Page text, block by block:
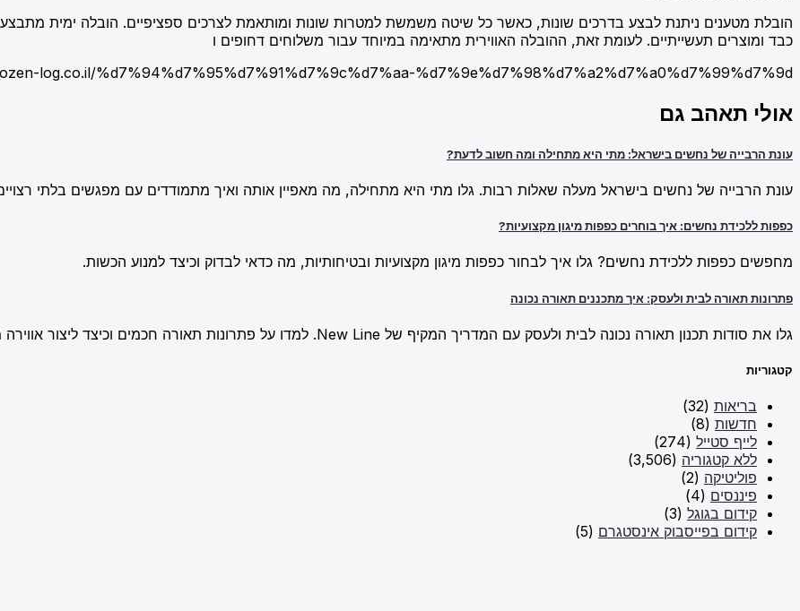
הובלת מטענים ניתנת לבצע בדרכים שונות, כאשר כל שיטה משמשת למטרות שונות ומותאמת לצרכים ספציפיים. הובלה ימית
כבד ומוצרים תעשייתיים. לעומת זאת, ההובלה האווירית מתאימה במיוחד עבור משלוחים דחופים ו
log.co.il/%d7%94%d7%95%d7%91%d7%9c%d7%aa-%d7%9e%d7%98%d7%a2%d7%a0%d7%99%d7%9d/
אולי תאהב גם
עונת הרבייה של נחשים בישראל: מתי היא מתחילה ומה חשוב לדעת?
עונת הרבייה של נחשים בישראל מעלה שאלות רבות. גלו מתי היא מתחילה, מה מאפיין אותה ואיך מתמודדים עם מפגשים בלתי
כפפות ללכידת נחשים: איך בוחרים כפפות מיגון מקצועיות?
מחפשים כפפות ללכידת נחשים? גלו איך לבחור כפפות מיגון מקצועיות ובטיחותיות, מה כדאי לבדוק וכיצד למנוע הכשות.
פתרונות תאורה לבית ולעסק: איך מתכננים תאורה נכונה
גלו את סודות תכנון תאורה נכונה לבית ולעסק עם המדריך המקיף של New Line. למדו על פתרונות תאורה חכמים וכיצד ליצור אווירה מושלמת.
קטגוריות
בריאות (32)
חדשות (8)
לייף סטייל (274)
ללא קטגוריה (3,506)
פוליטיקה (2)
פיננסים (4)
קידום בגוגל (3)
קידום בפייסבוק אינסטגרם (5)